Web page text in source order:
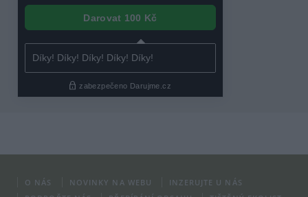
O NÁS NOVINKY NA WEBU
INZERUJTE U NÁS